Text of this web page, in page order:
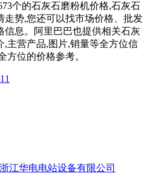
个的石灰石磨粉机价格,石灰石
走势,您还可以找市场价格、批发
信息。阿里巴巴也提供相关石灰
,主营产品,图片,销量等全方位信
方位的价格参考。
江华电电站设备有限公司